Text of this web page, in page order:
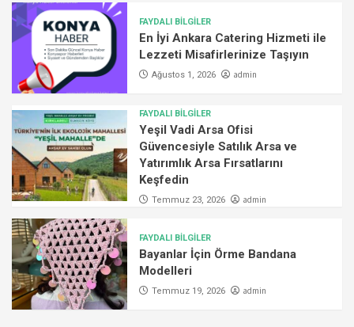
FAYDALI BİLGİLER
En İyi Ankara Catering Hizmeti ile
Lezzeti Misafirlerinize Taşıyın
Ağustos 1, 2026 admin
FAYDALI BİLGİLER
Yeşil Vadi Arsa Ofisi
Güvencesiyle Satılık Arsa ve
Yatırımlık Arsa Fırsatlarını
Keşfedin
Temmuz 23, 2026 admin
FAYDALI BİLGİLER
Bayanlar İçin Örme Bandana
Modelleri
Temmuz 19, 2026 admin